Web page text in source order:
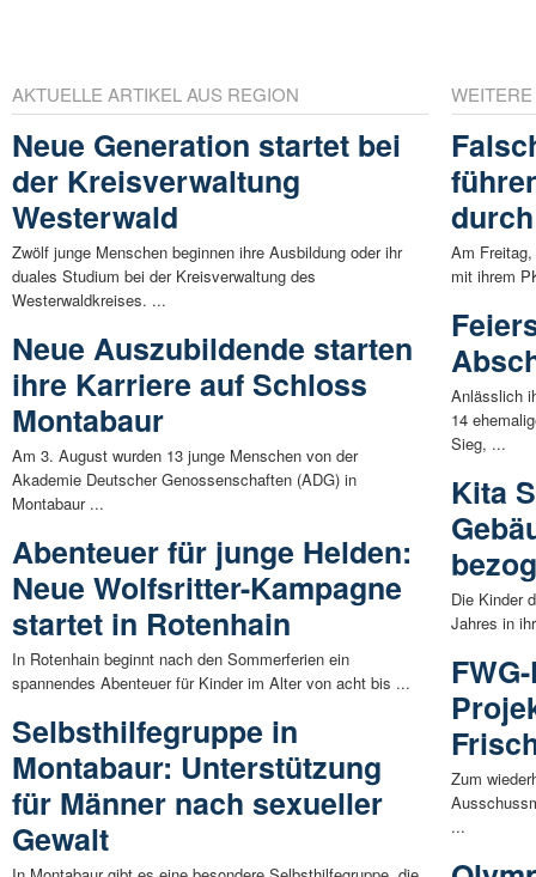
AKTUELLE ARTIKEL AUS REGION
Neue Generation startet bei
der Kreisverwaltung
Westerwald
Zwölf junge Menschen beginnen ihre Ausbildung oder ihr
duales Studium bei der Kreisverwaltung des
Westerwaldkreises. ...
Neue Auszubildende starten
ihre Karriere auf Schloss
Montabaur
Am 3. August wurden 13 junge Menschen von der
Akademie Deutscher Genossenschaften (ADG) in
Montabaur ...
Abenteuer für junge Helden:
Neue Wolfsritter-Kampagne
startet in Rotenhain
In Rotenhain beginnt nach den Sommerferien ein
spannendes Abenteuer für Kinder im Alter von acht bis ...
Selbsthilfegruppe in
Montabaur: Unterstützung
für Männer nach sexueller
Gewalt
durch
Am
mit ihrem
Anlässlich
14
Sieg, ...
Kita
Die Kinder
Jahres in
Zum
...